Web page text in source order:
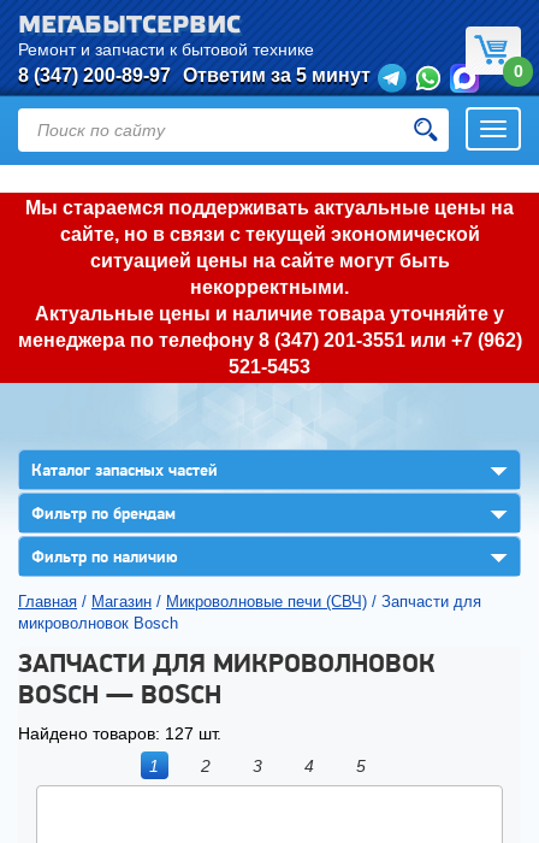
Мы стараемся поддерживать актуальные цены на
сайте, но в связи с текущей экономической
ситуацией цены на сайте могут быть
некорректными.
Актуальные цены и наличие товара уточняйте у
менеджера по телефону 8 (347) 201-3551или +7 (962)
521-5453
МЕГАБЫТСЕРВИС
Ремонт и запчасти к бытовой технике
8 (347) 200-89-97 Ответим за 5 минут 0
Каталог запасных частей ▼
Фильтр по брендам ▼
Фильтр по наличию ▼
Главная / Магазин / Микроволновые печи (СВЧ) / Запчасти для
микроволновок Bosch
ЗАПЧАСТИ ДЛЯ МИКРОВОЛНОВОК
BOSCH — BOSCH
Найдено товаров: 127 шт.
1
2 3 4 5